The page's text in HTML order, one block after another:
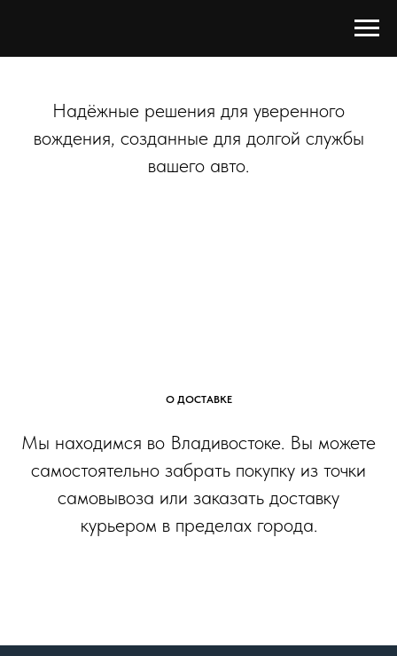
Надёжные решения для уверенного
вождения, созданные для долгой службы
вашего авто.
О ДОСТАВКЕ
Мы находимся во Владивостоке. Вы можете
самостоятельно забрать покупку из точки
самовывоза или заказать доставку
курьером в пределах города.